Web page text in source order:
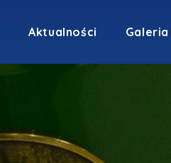
Aktualności Galeria